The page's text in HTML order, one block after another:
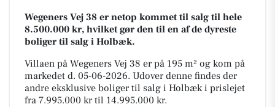
Wegeners Vej 38 er netop kommet til salg til hele
8.500.000 kr, hvilket gør den til en af de dyreste
boliger til salg i Holbæk.
Villaen på Wegeners Vej 38 er på 195 m² og kom på
markedet d. 05-06-2026. Udover denne findes der
andre eksklusive boliger til salg i Holbæk i prislejet
fra 7.995.000 kr til 14.995.000 kr.